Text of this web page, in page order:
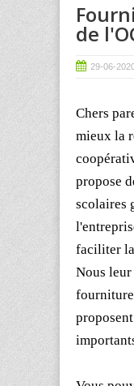
de
29-06-
Chers
mieux la
propose
scolaires
faciliter la
Nous